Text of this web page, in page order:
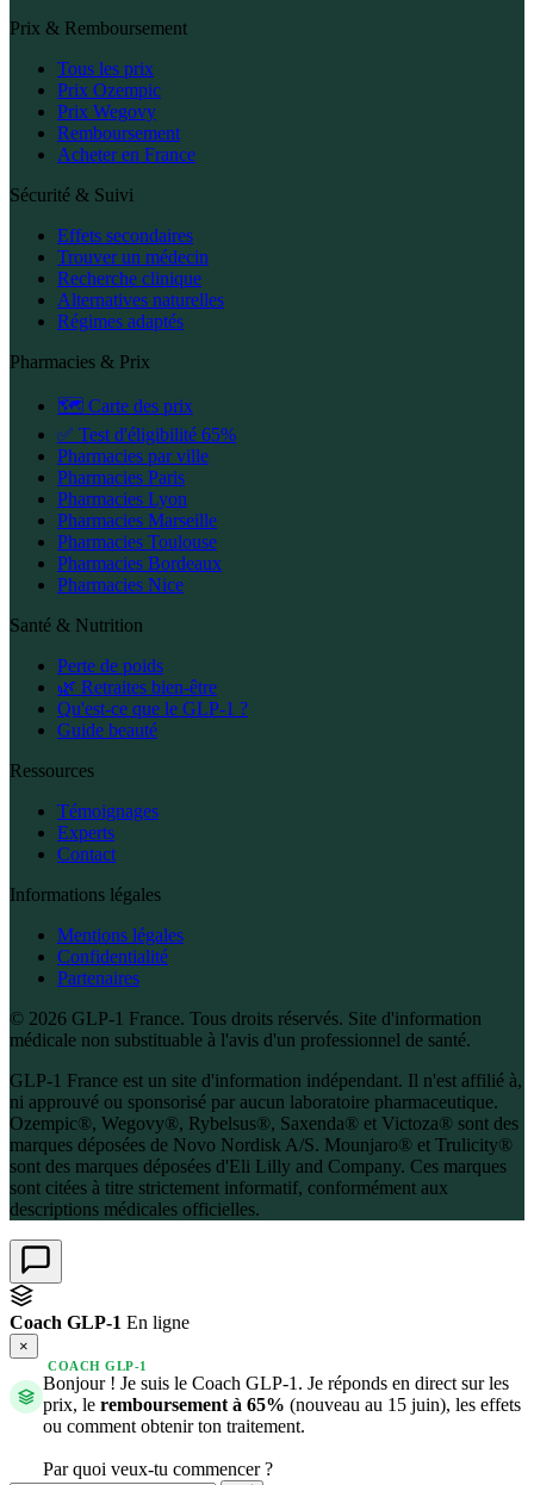
Prix & Remboursement
Tous les prix
Prix Ozempic
Prix Wegovy
Remboursement
Acheter en France
Sécurité & Suivi
Effets secondaires
Trouver un médecin
Recherche clinique
Alternatives naturelles
Régimes adaptés
Pharmacies & Prix
🗺️ Carte des prix
✅ Test d'éligibilité 65%
Pharmacies par ville
Pharmacies Paris
Pharmacies Lyon
Pharmacies Marseille
Pharmacies Toulouse
Pharmacies Bordeaux
Pharmacies Nice
Santé & Nutrition
Perte de poids
🌿 Retraites bien-être
Qu'est-ce que le GLP-1 ?
Guide beauté
Ressources
Témoignages
Experts
Contact
Informations légales
Mentions légales
Confidentialité
Partenaires
© 2026 GLP-1 France. Tous droits réservés. Site d'information
médicale non substituable à l'avis d'un professionnel de santé.
GLP-1 France est un site d'information indépendant. Il n'est affilié à,
ni approuvé ou sponsorisé par aucun laboratoire pharmaceutique.
Ozempic®, Wegovy®, Rybelsus®, Saxenda® et Victoza® sont des
marques déposées de Novo Nordisk A/S. Mounjaro® et Trulicity®
sont des marques déposées d'Eli Lilly and Company. Ces marques
sont citées à titre strictement informatif, conformément aux
descriptions médicales officielles.
Coach GLP-1 En ligne
×
COACH GLP-1
Bonjour ! Je suis le Coach GLP-1. Je réponds en direct sur les
prix, le remboursement à 65% (nouveau au 15 juin), les effets
ou comment obtenir ton traitement.
Par quoi veux-tu commencer ?